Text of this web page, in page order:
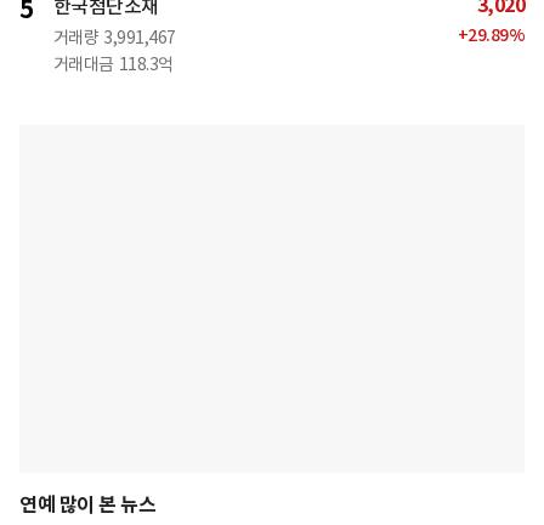
5 한국첨단소재
거래량 3,991,467
거래대금 118.3억
3,020
+29.89%
연예 많이 본 뉴스